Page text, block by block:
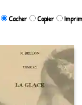
Cacher Copier